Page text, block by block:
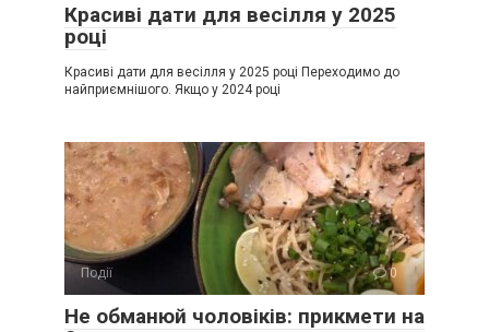
Красиві дати для весілля у 2025
році
Красиві дати для весілля у 2025 році Переходимо до
найприємнішого. Якщо у 2024 році
Події 0
Не обманюй чоловіків: прикмети на